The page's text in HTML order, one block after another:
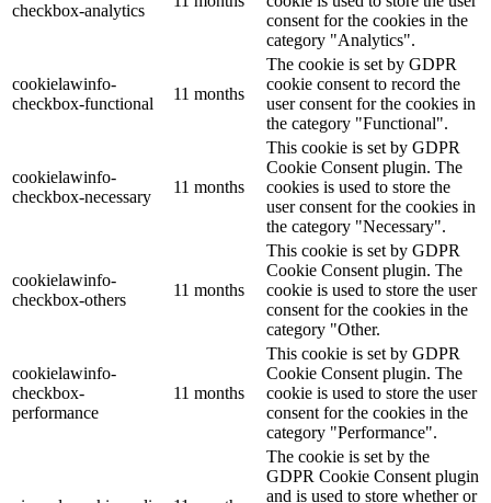
checkbox-analytics
consent for the cookies in the
category "Analytics".
cookielawinfo-
checkbox-functional
11 months
The cookie is set by GDPR
cookie consent to record the
user consent for the cookies in
the category "Functional".
cookielawinfo-
checkbox-necessary
11 months
This cookie is set by GDPR
Cookie Consent plugin. The
cookies is used to store the
user consent for the cookies in
the category "Necessary".
cookielawinfo-
checkbox-others
11 months
This cookie is set by GDPR
Cookie Consent plugin. The
cookie is used to store the user
consent for the cookies in the
category "Other.
cookielawinfo-
checkbox-
performance
11 months
This cookie is set by GDPR
Cookie Consent plugin. The
cookie is used to store the user
consent for the cookies in the
category "Performance".
The cookie is set by the
GDPR Cookie Consent plugin
and is used to store whether or